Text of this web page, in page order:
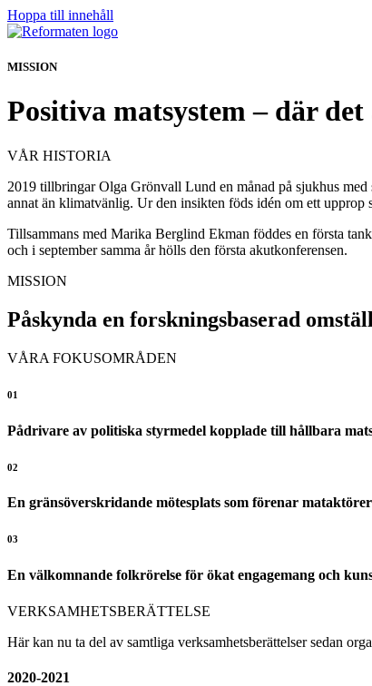
Hoppa till innehåll
MISSION
Positiva matsystem – där
VÅR HISTORIA
2019 tillbringar Olga Grönvall Lund en månad på sjukhus
annat än klimatvänlig. Ur den insikten föds idén om ett
Tillsammans med Marika Berglind Ekman föddes en första
och i september samma år hölls den första akutkonferensen.
MISSION
Påskynda en forskningsbaserad
VÅRA FOKUSOMRÅDEN
01
Pådrivare av politiska styrmedel kopplade till hållbara
02
En gränsöverskridande mötesplats som förenar
03
En välkomnande folkrörelse för ökat engagemang och
VERKSAMHETSBERÄTTELSE
Här kan nu ta del av samtliga verksamhetsberättelser sedan
2020-2021